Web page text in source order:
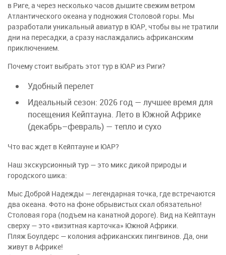
в Риге, а через несколько часов дышите свежим ветром
Атлантического океана у подножия Столовой горы. Мы
разработали уникальный авиатур в ЮАР, чтобы вы не тратили
дни на пересадки, а сразу наслаждались африканским
приключением.
Почему стоит выбрать этот тур в ЮАР из Риги?
Удобный перелет
Идеальный сезон: 2026 год — лучшее время для
посещения Кейптауна. Лето в Южной Африке
(декабрь–февраль) — тепло и сухо
Что вас ждет в Кейптауне и ЮАР?
Наш экскурсионный тур — это микс дикой природы и
городского шика:
Мыс Доброй Надежды — легендарная точка, где встречаются
два океана. Фото на фоне обрывистых скал обязательно!
Столовая гора (подъем на канатной дороге). Вид на Кейптаун
сверху — это «визитная карточка» Южной Африки
Пляж Боулдерс — колония африканских пингвинов. Да, они
живут в Африке!